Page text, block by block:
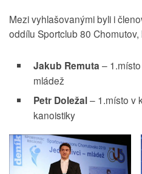
Mezi vyhlašovanými byli i
oddílu Sportclub 80
Jakub Remuta –
mládež
Petr Doležal– 1.místo v
kanoistiky